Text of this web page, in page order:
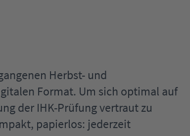
Herbst- und
Format. Um sich optimal auf
der IHK-Prüfung vertraut zu
papierlos: jederzeit